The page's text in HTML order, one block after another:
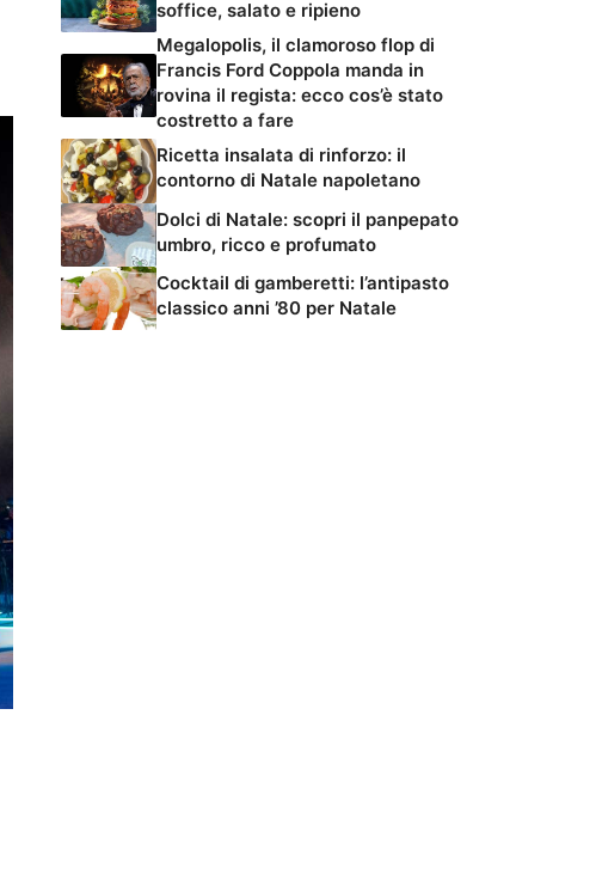
soffice, salato e ripieno
Megalopolis, il clamoroso flop di
Francis Ford Coppola manda in
rovina il regista: ecco cos’è stato
costretto a fare
Ricetta insalata di rinforzo: il
contorno di Natale napoletano
Dolci di Natale: scopri il panpepato
umbro, ricco e profumato
Cocktail di gamberetti: l’antipasto
classico anni ’80 per Natale